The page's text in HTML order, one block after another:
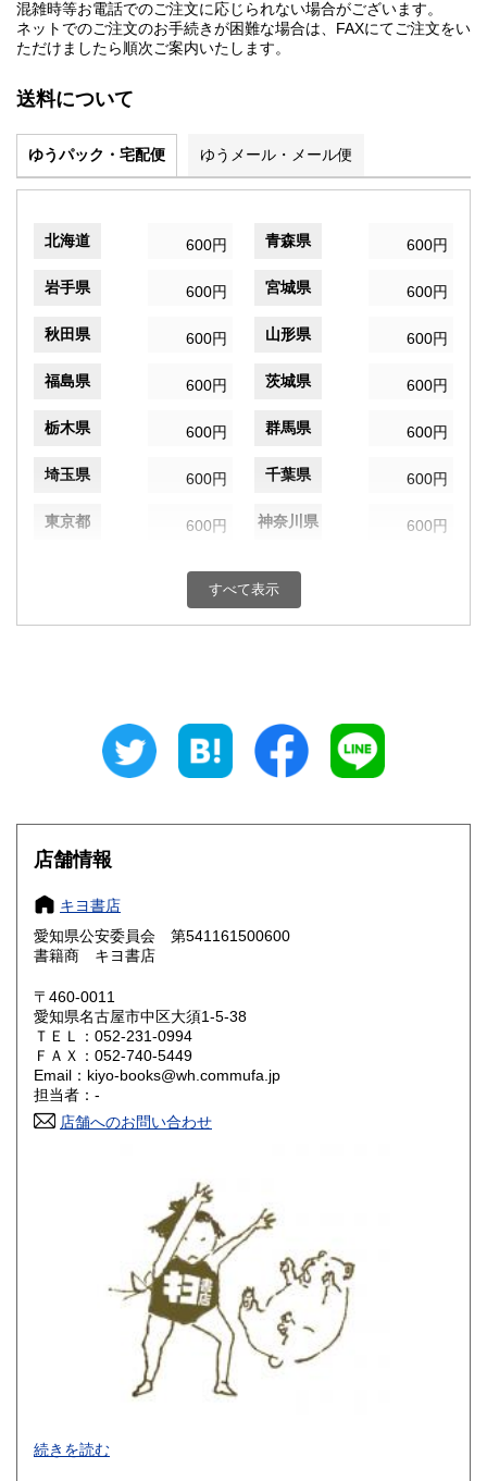
混雑時等お電話でのご注文に応じられない場合がございます。
ネットでのご注文のお手続きが困難な場合は、FAXにてご注文をい
ただけましたら順次ご案内いたします。
送料について
ゆうパック・宅配便 ゆうメール・メール便
北海道 600円 青森県 600円
岩手県 600円 宮城県 600円
秋田県 600円 山形県 600円
福島県 600円 茨城県 600円
栃木県 600円 群馬県 600円
埼玉県 600円 千葉県 600円
東京都 600円 神奈川県 600円
600円 富山県
600円 三重県
大阪府
奈良県
鳥取県 600円 島根県
岡山県
山口県 600円
香川県 愛媛県
高知県 600円
600円
600円 大分県
600円 鹿児島県
600円
すべて表示
店舗情報
キヨ書店
愛知県公安委員会 第541161500600
書籍商 キヨ書店
〒460-0011
愛知県名古屋市中区大須1-5-38
ＴＥＬ：052-231-0994
ＦＡＸ：052-740-5449
Email：kiyo-books@wh.commufa.jp
担当者：-
店舗へのお問い合わせ
続きを読む